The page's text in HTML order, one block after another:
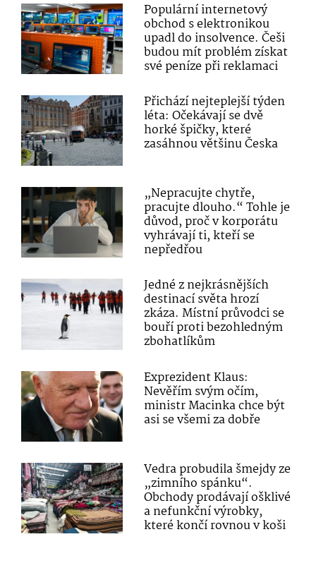
Populární internetový
obchod s elektronikou
upadl do insolvence. Češi
budou mít problém získat
své peníze při reklamaci
Přichází nejteplejší týden
léta: Očekávají se dvě
horké špičky, které
zasáhnou většinu Česka
„Nepracujte chytře,
pracujte dlouho.“ Tohle je
důvod, proč v korporátu
vyhrávají ti, kteří se
nepředřou
Jedné z nejkrásnějších
destinací světa hrozí
zkáza. Místní průvodci se
bouří proti bezohledným
zbohatlíkům
Exprezident Klaus:
Nevěřím svým očím,
ministr Macinka chce být
asi se všemi za dobře
Vedra probudila šmejdy ze
„zimního spánku“.
Obchody prodávají ošklivé
a nefunkční výrobky,
které končí rovnou v koši